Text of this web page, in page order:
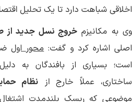
اخلاقی شباهت دارد تا یک تحلیل
وی به مکانیزم خروج نسل جدید
اصلی اشاره کرد و گفت:محور اول
است؛ بسیاری از بافندگان به
ساختاری، عملاً خارج از نظام
موضوعی که ریسک بلندمدت